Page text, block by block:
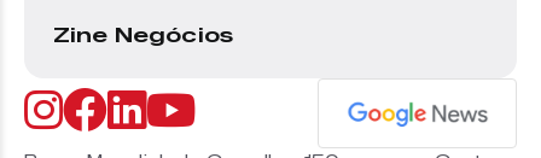
Zine Negócios